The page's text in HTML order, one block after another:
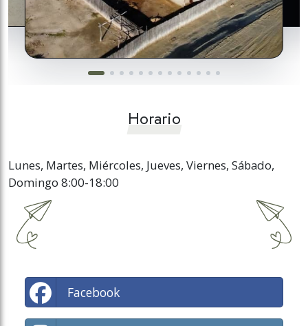
Horario
Lunes, Martes, Miércoles, Jueves, Viernes, Sábado,
Domingo 8:00-18:00
Facebook